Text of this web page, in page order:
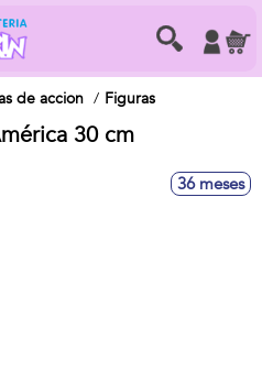
de accion Figuras
30 cm
36 meses